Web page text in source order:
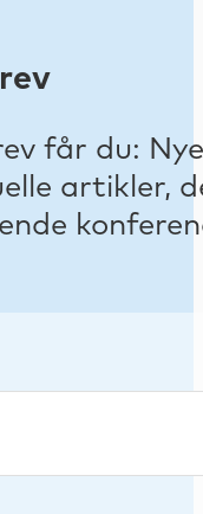
får du: